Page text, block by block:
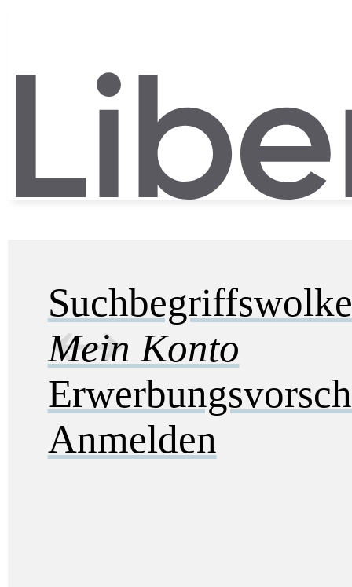
Mein Konto
Anmelden